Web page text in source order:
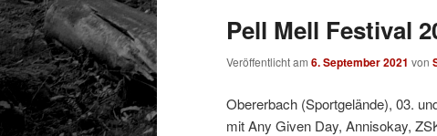
Pell Mell Festival
Veröffentlicht am 6. September 2021 von
Obererbach (Sportgelände), 03.
mit Any Given Day, Annisokay,